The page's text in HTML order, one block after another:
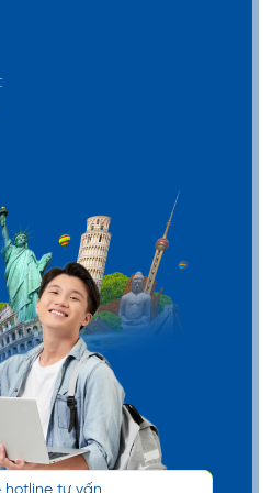
nhất nước Mỹ, New York
về diện tích, nhưng New
trung tâm tài chính,
nhất thế giới. Với sự phát
York chắc chắn sẽ là câu
hỏi liệu du học Mỹ nên
với hệ thống giáo dục đa
New York là một trong
hàng đầu thế giới. Nơi